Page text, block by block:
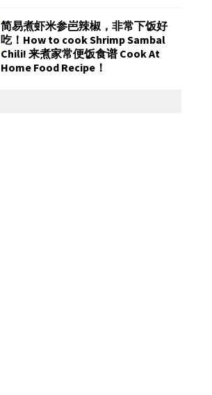
简易煮虾米参岜辣椒，非常下饭好
吃！How to cook Shrimp Sambal
Chili! 来煮家常便饭食谱 Cook At
Home Food Recipe！